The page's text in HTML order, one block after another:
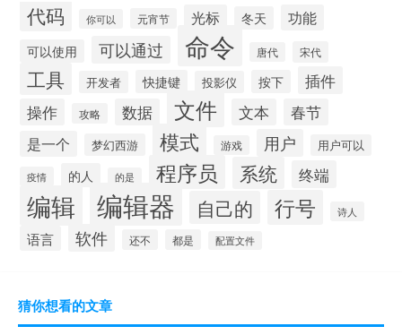
代码 你可以 元宵节 光标 冬天 功能
可以使用 可以通过 命令 唐代 宋代
工具 开发者 快捷键 投影仪 按下 插件
操作 攻略 数据 文件 文本 春节
是一个 梦幻西游 模式 游戏 用户 用户可以
疫情 的人 的是 程序员 系统 终端
编辑 编辑器 自己的 行号 诗人
语言 软件 还不 都是 配置文件
猜你想看的文章